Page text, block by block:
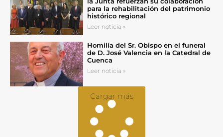
para la rehabilitación del patrimonio
histórico regional
Leer noticia »
Homilía del Sr. Obispo en el funeral
de D. José Valencia en la Catedral de
Cuenca
Leer noticia »
Cargar más